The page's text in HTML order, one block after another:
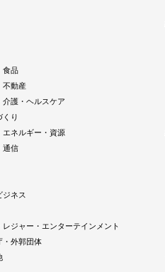
食品
不動産
介護・ヘルスケア
くり
エネルギー・資源
通信
ジネス
レジャー・エンターテインメント
・外郭団体